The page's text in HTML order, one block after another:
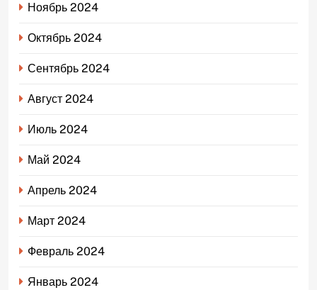
Ноябрь 2024
Октябрь 2024
Сентябрь 2024
Август 2024
Июль 2024
Май 2024
Апрель 2024
Март 2024
Февраль 2024
Январь 2024